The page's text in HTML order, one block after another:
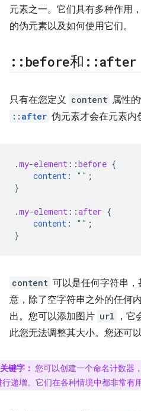
元素之一。它们具有多种作用
的伪元素以及如何使用它们。
:: before和 ::after
只有在您定义 content 属性
::after 伪元素才会在元素内
.my-element ::before {
content : "" ;
}
.my-element ::after {
content : "" ;
}
content 可以是任何字符串
意，除了空字符串之外的任何
出。您可以添加图片 url
，
此您无法调整其大小。您还可
关键字： 您可以创建一个命名计数器
行递增。它们在各种情境中都非常有